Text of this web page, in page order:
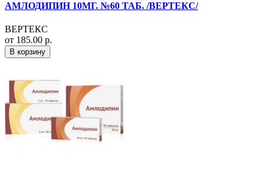
АМЛОДИПИН 10МГ. №60 ТАБ. /ВЕРТЕКС/
ВЕРТЕКС
от 185.00 р.
В корзину